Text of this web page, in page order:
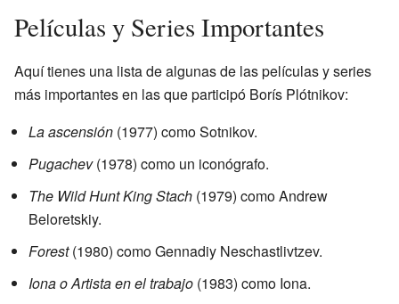
Películas y Series Importantes
Aquí tienes una lista de algunas de las películas y series
más importantes en las que participó Borís Plótnikov:
La ascensión (1977) como Sotnikov.
Pugachev(1978) como un iconógrafo.
The Wild Hunt King Stach (1979) como Andrew
Beloretskiy.
Forest(1980) como Gennadiy Neschastlivtzev.
Iona o Artista en el trabajo (1983) como Iona.